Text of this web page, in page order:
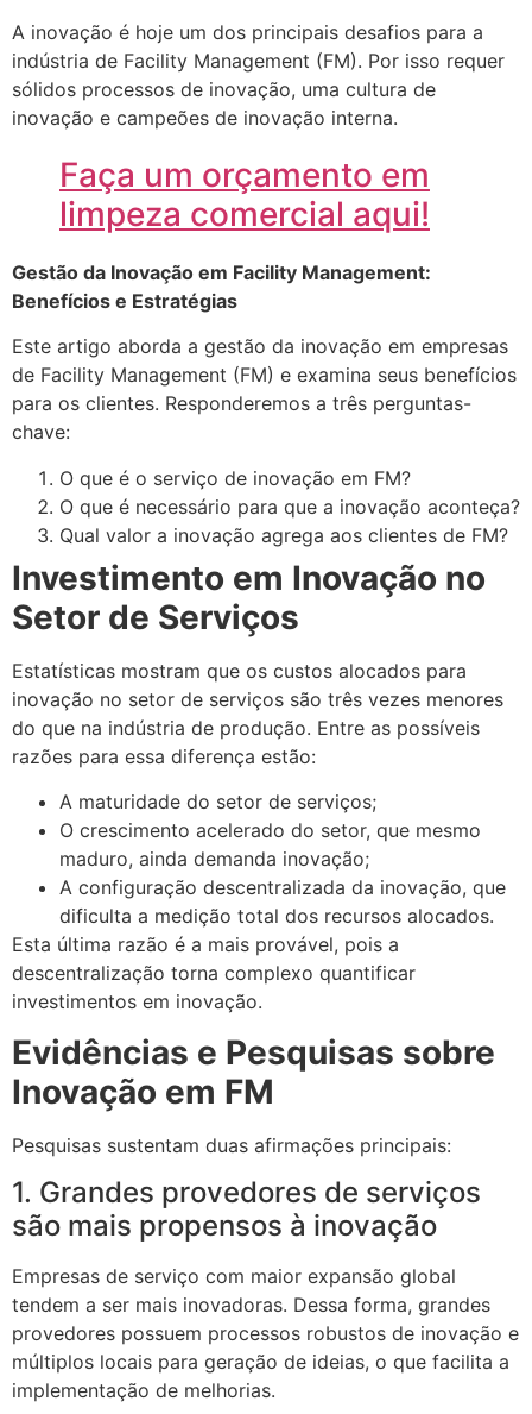
A inovação é hoje um dos principais desafios para a
indústria de Facility Management (FM). Por isso requer
sólidos processos de inovação, uma cultura de
inovação e campeões de inovação interna.
Faça um orçamento em
limpeza comercial aqui!
Gestão da Inovação em Facility Management:
Benefícios e Estratégias
Este artigo aborda a gestão da inovação em empresas
de Facility Management (FM) e examina seus benefícios
para os clientes. Responderemos a três perguntas-
chave:
O que é o serviço de inovação em FM?
O que é necessário para que a inovação aconteça?
Qual valor a inovação agrega aos clientes de FM?
Investimento em Inovação no
Setor de Serviços
Estatísticas mostram que os custos alocados para
inovação no setor de serviços são três vezes menores
do que na indústria de produção. Entre as possíveis
razões para essa diferença estão:
A maturidade do setor de serviços;
O crescimento acelerado do setor, que mesmo
maduro, ainda demanda inovação;
A configuração descentralizada da inovação, que
dificulta a medição total dos recursos alocados.
Esta última razão é a mais provável, pois a
descentralização torna complexo quantificar
investimentos em inovação.
Evidências e Pesquisas sobre
Inovação em FM
Pesquisas sustentam duas afirmações principais:
1. Grandes provedores de serviços
são mais propensos à inovação
Empresas de serviço com maior expansão global
tendem a ser mais inovadoras. Dessa forma, grandes
provedores possuem processos robustos de inovação e
múltiplos locais para geração de ideias, o que facilita a
implementação de melhorias.